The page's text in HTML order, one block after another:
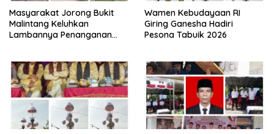
Masyarakat Jorong Bukit
Malintang Keluhkan
Lambannya Penanganan
Wamen Kebudayaan RI
Giring Ganesha Hadiri
Pesona Tabuik 2026